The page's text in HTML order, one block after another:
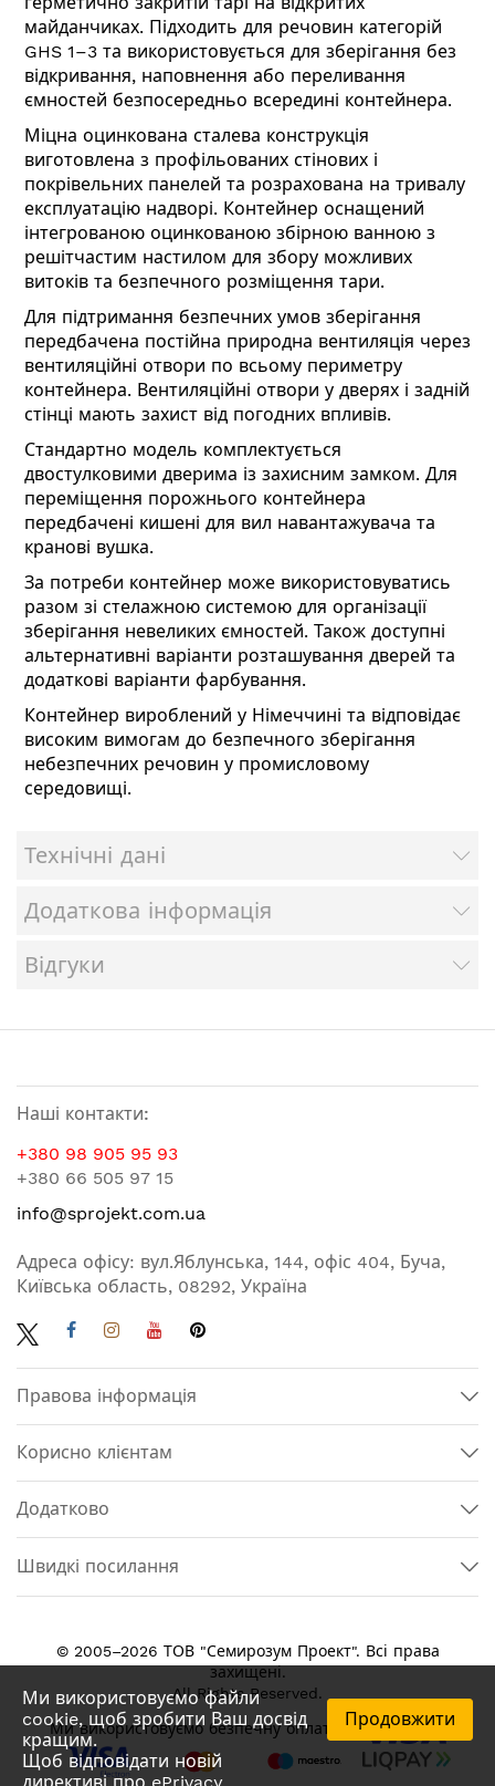
Ми використовуємо файли
cookie, щоб зробити Ваш досвід
кращим.
Щоб відповідати новій
Продовжити
майданчиках. Підходить для речовин категорій
GHS 1–3 та використовується для зберігання без
відкривання, наповнення або переливання
ємностей безпосередньо всередині контейнера.
Міцна оцинкована сталева конструкція
виготовлена з профільованих стінових і
покрівельних панелей та розрахована на тривалу
експлуатацію надворі. Контейнер оснащений
інтегрованою оцинкованою збірною ванною з
решітчастим настилом для збору можливих
витоків та безпечного розміщення тари.
Для підтримання безпечних умов зберігання
передбачена постійна природна вентиляція через
вентиляційні отвори по всьому периметру
контейнера. Вентиляційні отвори у дверях і задній
стінці мають захист від погодних впливів.
Стандартно модель комплектується
двостулковими дверима із захисним замком. Для
переміщення порожнього контейнера
передбачені кишені для вил навантажувача та
кранові вушка.
За потреби контейнер може використовуватись
разом зі стелажною системою для організації
зберігання невеликих ємностей. Також доступні
альтернативні варіанти розташування дверей та
додаткові варіанти фарбування.
Контейнер вироблений у Німеччині та відповідає
високим вимогам до безпечного зберігання
небезпечних речовин у промисловому
середовищі.
Технічні дані
Додаткова інформація
Відгуки
Наші контакти:
+380 98 905 95 93
+380 66 505 97 15
info@sprojekt.com.ua
Адреса офісу: вул.Яблунська, 144, офіс 404, Буча,
Київська область, 08292, Україна
Правова інформація
Корисно клієнтам
Додатково
Швидкі посилання
© 2005–2026 ТОВ "Семирозум Проект". Всі права
захищені.
All Rights Reserved.
Ми використовуємо безпечну оплату